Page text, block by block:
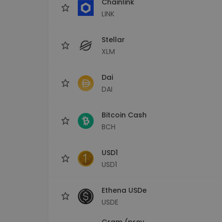
LINK
Stellar
XLM
Dai
DAI
Bitcoin Cash
BCH
USD1
USD1
Ethena USDe
USDE